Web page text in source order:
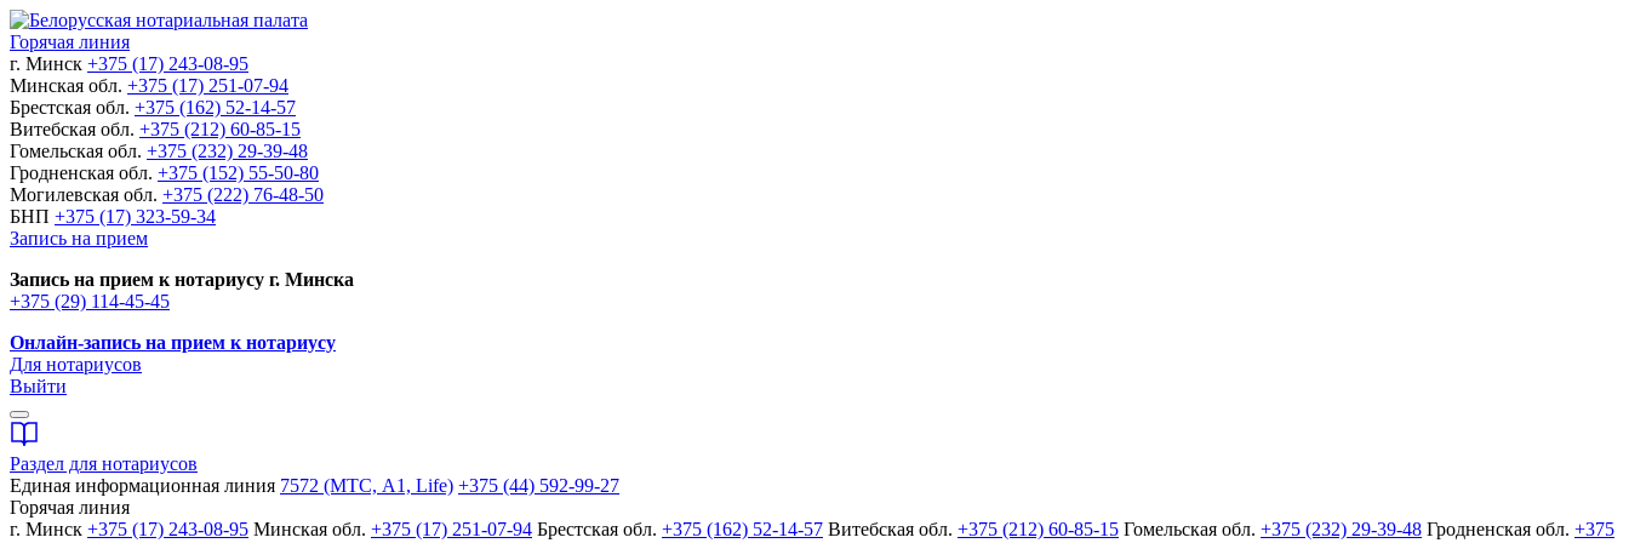
Горячая линия
г. Минск +375 (17) 243-08-95
Минская обл. +375 (17) 251-07-94
Брестская обл. +375 (162) 52-14-57
Витебская обл. +375 (212) 60-85-15
Гомельская обл. +375 (232) 29-39-48
Гродненская обл. +375 (152) 55-50-80
Могилевская обл. +375 (222) 76-48-50
БНП +375 (17) 323-59-34
Запись на прием
Запись на прием к нотариусу г. Минска
+375 (29) 114-45-45
Онлайн-запись на прием к нотариусу
Для нотариусов
Выйти
Раздел для нотариусов
Единая информационная линия 7572 (МТС, A1, Life) +375 (44) 592-99-27
Горячая линия
г. Минск +375 (17) 243-08-95 Минская обл. +375 (17) 251-07-94 Брестская обл. +375 (162) 52-14-57 Витебская обл. +375 (212) 60-85-15 Гомельская обл. +375 (232) 29-39-48 Гродненская обл. +375